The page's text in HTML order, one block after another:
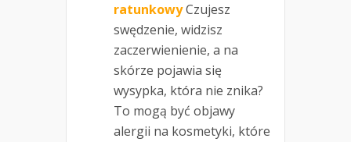
ratunkowyCzujesz
swędzenie, widzisz
zaczerwienienie, a na
skórze pojawia się
wysypka, która nie znika?
To mogą być objawy
alergii na kosmetyki, które